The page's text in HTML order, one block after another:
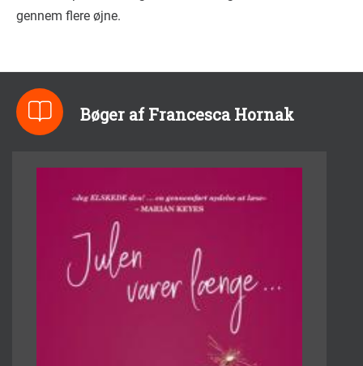
gennem flere øjne.
Bøger af Francesca Hornak